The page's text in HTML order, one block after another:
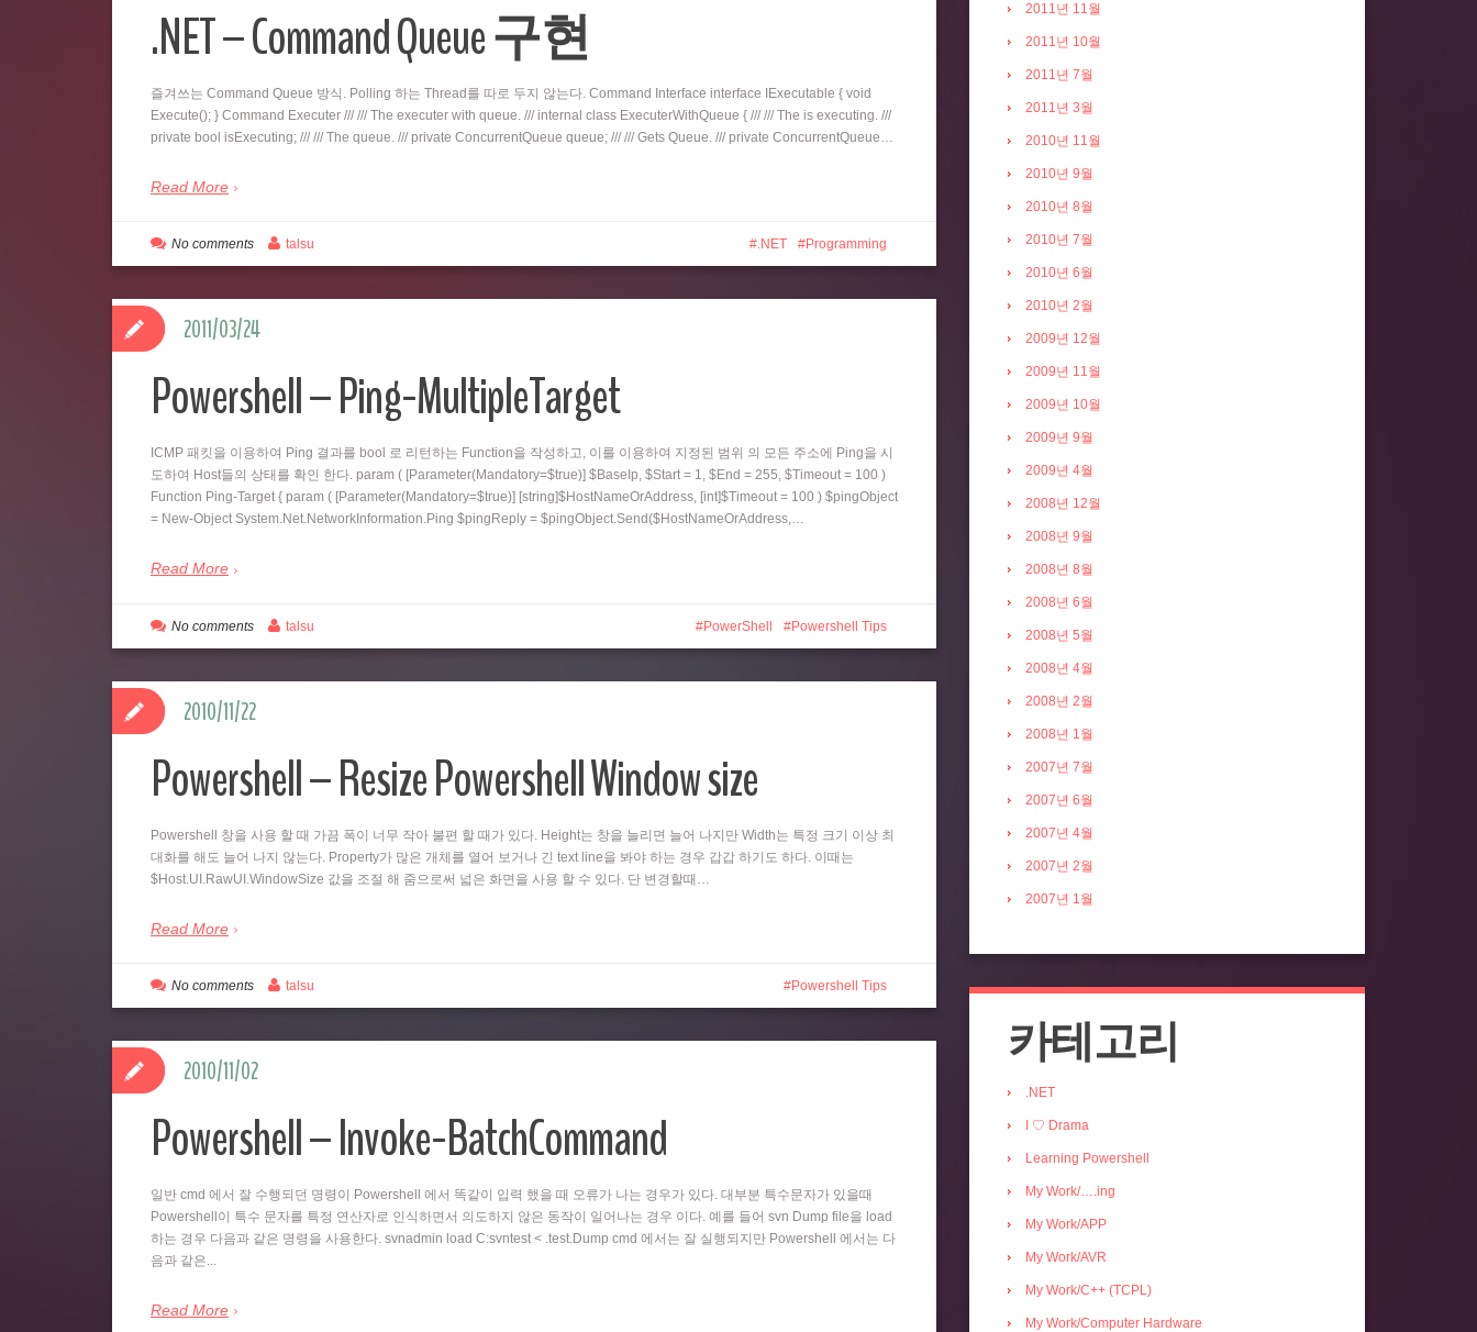
.NET – Command Queue 구현
즐겨쓰는 Command Queue 방식. Polling 하는 Thread를 따로 두지 않는다. Command Interface interface IExecutable { void
Execute(); } Command Executer /// /// The executer with queue. /// internal class ExecuterWithQueue { /// /// The is executing. ///
private bool isExecuting; /// /// The queue. /// private ConcurrentQueue queue; /// /// Gets Queue. /// private ConcurrentQueue…
Read More
.NET Programming
No comments talsu
Powershell – Ping-MultipleTarget
ICMP 패킷을 이용하여 Ping 결과를 bool 로 리턴하는 Function을 작성하고, 이를 이용하여 지정된 범위 의 모든 주소에 Ping을 시
도하여 Host들의 상태를 확인 한다. param ( [Parameter(Mandatory=$true)] $BaseIp, $Start = 1, $End = 255, $Timeout = 100 )
Function Ping-Target { param ( [Parameter(Mandatory=$true)] [string]$HostNameOrAddress, [int]$Timeout = 100 ) $pingObject
= New-Object System.Net.NetworkInformation.Ping $pingReply = $pingObject.Send($HostNameOrAddress,…
Read More
2011/03/24
PowerShell Powershell Tips
No comments talsu
Powershell – Resize Powershell Window size
Powershell 창을 사용 할 때 가끔 폭이 너무 작아 불편 할 때가 있다. Height는 창을 늘리면 늘어 나지만 Width는 특정 크기 이상 최
대화를 해도 늘어 나지 않는다. Property가 많은 개체를 열어 보거나 긴 text line을 봐야 하는 경우 갑갑 하기도 하다. 이때는
$Host.UI.RawUI.WindowSize 값을 조절 해 줌으로써 넓은 화면을 사용 할 수 있다. 단 변경할때…
Read More
2010/11/22
Powershell Tips
No comments talsu
Powershell – Invoke-BatchCommand
일반 cmd 에서 잘 수행되던 명령이 Powershell 에서 똑같이 입력 했을 때 오류가 나는 경우가 있다. 대부분 특수문자가 있을때
Powershell이 특수 문자를 특정 연산자로 인식하면서 의도하지 않은 동작이 일어나는 경우 이다. 예를 들어 svn Dump file을 load
하는 경우 다음과 같은 명령을 사용한다. svnadmin load C:svntest < .test.Dump cmd 에서는 잘 실행되지만 Powershell 에서는 다
음과 같은...
Read More
2010/11/02
2011년 11월
2011년 10월
2011년 7월
2011년 3월
2010년 11월
2010년 9월
2010년 8월
2010년 7월
2010년 6월
2010년 2월
2009년 12월
2009년 11월
2009년 10월
2009년 9월
2009년 4월
2008년 12월
2008년 9월
2008년 8월
2008년 6월
2008년 5월
2008년 4월
2008년 2월
2008년 1월
2007년 7월
2007년 6월
2007년 4월
2007년 2월
2007년 1월
카테고리
.NET
I ♡ Drama
Learning Powershell
My Work/….ing
My Work/APP
My Work/AVR
My Work/C++ (TCPL)
My Work/Computer Hardware